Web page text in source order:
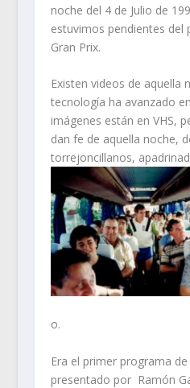
noche del 4 de Julio de
estuvimos pendientes del
Gran Prix.
Existen videos de aquella
tecnología ha avanzado
imágenes están en VHS,
dan fe de aquella noche,
torrejoncillanos,
o.
Era el primer programa
presentado por Ramón